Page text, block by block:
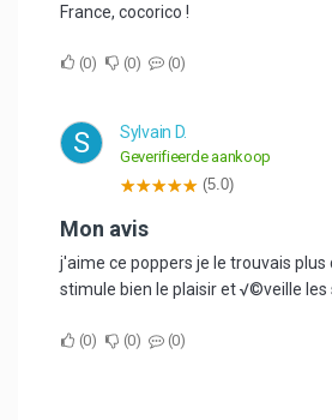
France, cocorico !
0 0 0
S Sylvain D.
Geverifieerde aankoop
(5.0)
mon avis
j'aime ce poppers je le trouvais
stimule bien le plaisir et √©veille les
0 0 0